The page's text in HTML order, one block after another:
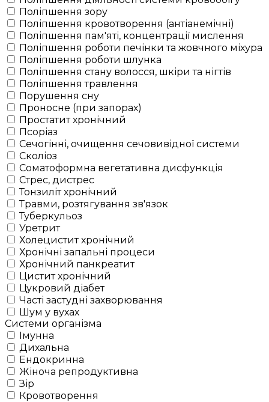
Поліпшення зору
Поліпшення кровотворення (антіанемічні)
Поліпшення пам'яті, концентрації мислення
Поліпшення роботи печінки та жовчного міхура
Поліпшення роботи шлунка
Поліпшення стану волосся, шкіри та нігтів
Поліпшення травлення
Порушення сну
Проносне (при запорах)
Простатит хронічний
Псоріаз
Сечогінні, очищення сечовивідної системи
Сколіоз
Соматоформна вегетативна дисфункція
Стрес, дистрес
Тонзиліт хронічний
Травми, розтягування зв'язок
Туберкульоз
Уретрит
Холецистит хронічний
Хронічні запальні процеси
Хронічний панкреатит
Цистит хронічний
Цукровий діабет
Часті застудні захворювання
Шум у вухах
Системи організма
Імунна
Дихальна
Ендокринна
Жіноча репродуктивна
Зір
Кровотворення